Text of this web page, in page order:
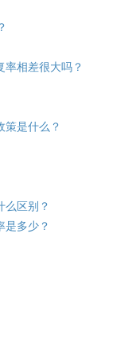
率相差很大吗？
策是什么？
么区别？
是多少？